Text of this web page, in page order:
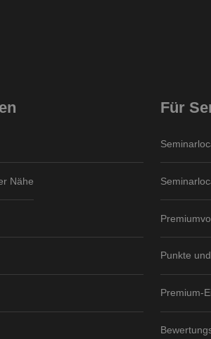
Nähe
Für
Punkte
Premium-